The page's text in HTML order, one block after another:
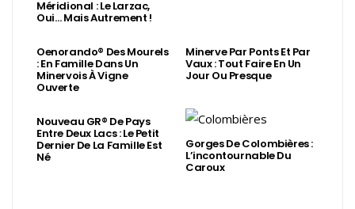
Méridional : Le Larzac,
Oui… Mais Autrement !
Oenorando® Des Mourels
: En Famille Dans Un
Minervois À Vigne
Ouverte
Minerve Par Ponts Et Par
Vaux : Tout Faire En Un
Jour Ou Presque
Nouveau GR® De Pays
Entre Deux Lacs : Le Petit
Dernier De La Famille Est
Né
Gorges De Colombières :
L’incontournable Du
Caroux